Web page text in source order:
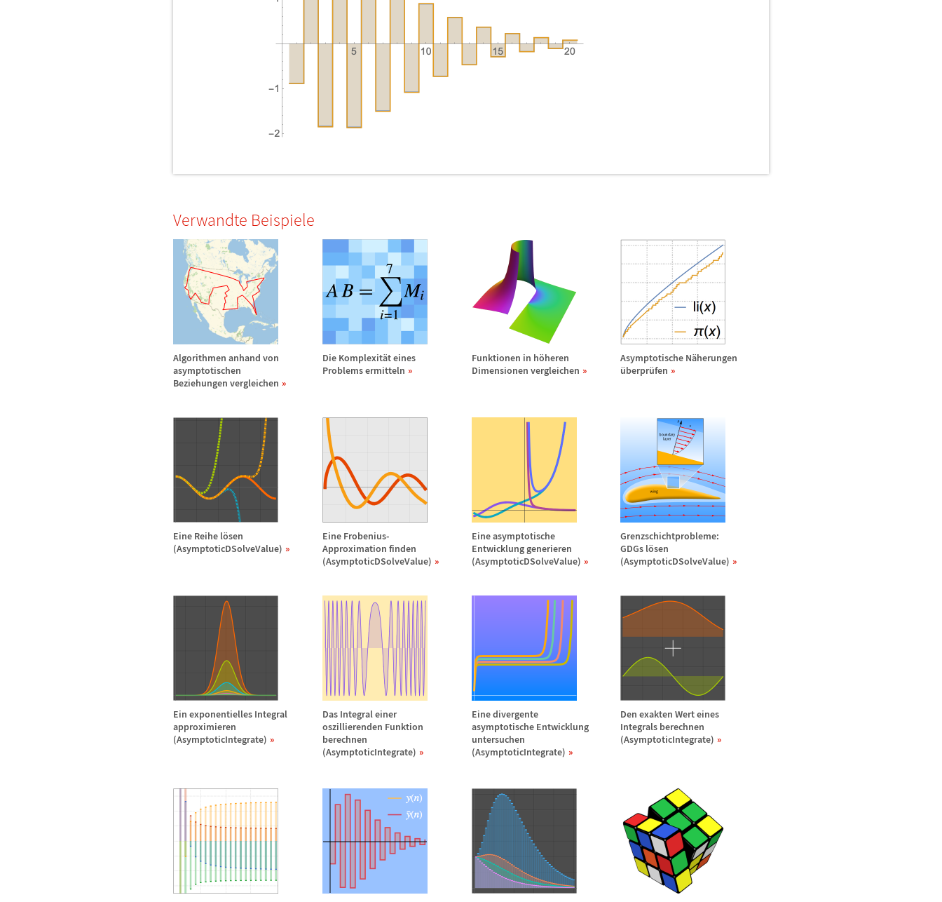
Verwandte Beispiele
Algorithmen anhand von
asymptotischen
Beziehungen vergleichen
Die Komplexität eines
Problems ermitteln
Funktionen in höheren
Dimensionen vergleichen
Asymptotische Näherungen
überprüfen
Eine Reihe lösen
(AsymptoticDSolveValue)
Eine Frobenius-
Approximation finden
(AsymptoticDSolveValue)
Eine asymptotische
Entwicklung generieren
(AsymptoticDSolveValue)
Grenzschichtprobleme:
GDGs lösen
(AsymptoticDSolveValue)
Ein exponentielles Integral
approximieren
(AsymptoticIntegrate)
Das Integral einer
oszillierenden Funktion
berechnen
(AsymptoticIntegrate)
Eine divergente
asymptotische Entwicklung
untersuchen
(AsymptoticIntegrate)
Den exakten Wert eines
Integrals berechnen
(AsymptoticIntegrate)